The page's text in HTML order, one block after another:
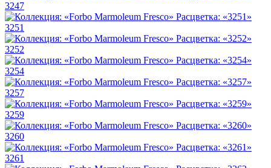
3247
3251
3252
3254
3257
3259
3260
3261